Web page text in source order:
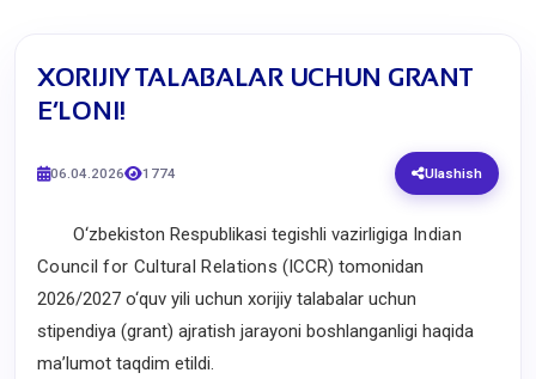
​XORIJIY TALABALAR UCHUN GRANT
E’LONI!
06.04.2026 1774 Ulashish
O‘zbekiston Respublikasi tegishli vazirligiga Indian
Council for Cultural Relations (ICCR) tomonidan
2026/2027 o‘quv yili uchun xorijiy talabalar uchun
stipendiya (grant) ajratish jarayoni boshlanganligi haqida
ma’lumot taqdim etildi.